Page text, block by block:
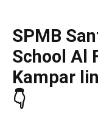
SPMB
School Al
Kampar
👇